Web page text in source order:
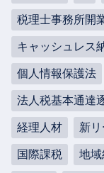
税理士事務所開
キャッシュレス
個人情報保護法
法人税基本通達
経理人材 新
国際課税 地域